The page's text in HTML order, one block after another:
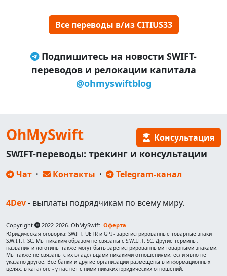
Все переводы в/из CITIUS33
Подпишитесь на новости SWIFT-
переводов и релокации капитала
@ohmyswiftblog
OhMySwift Консультация
SWIFT-переводы: трекинг и консультации
Чат · Контакты · Telegram-канал
4Dev- выплаты подрядчикам по всему миру.
Copyright 2022-2026. OhMySwift. Оферта.
Юридическая оговорка: SWIFT, UETR и GPI - зарегистрированные товарные знаки
S.W.I.F.T. SC. Мы никаким образом не связаны с S.W.I.F.T. SC. Другие термины,
названия и логотипы также могут быть зарегистрированными товарными знаками.
Мы также не связаны с их владельцами никакими отношениями, если явно не
указано другое. Все банки и другие организации размещены в информационных
целях, в каталоге - у нас нет с ними никаких юридических отношений.